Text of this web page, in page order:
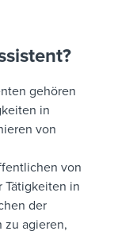
gehören
in
von
von
Tätigkeiten in
der
zu agieren,